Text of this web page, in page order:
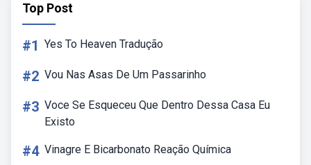
Top Post
#1 Yes To Heaven Tradução
#2 Vou Nas Asas De Um Passarinho
#3 Voce Se Esqueceu Que Dentro Dessa Casa Eu
Existo
#4 Vinagre E Bicarbonato Reação Química